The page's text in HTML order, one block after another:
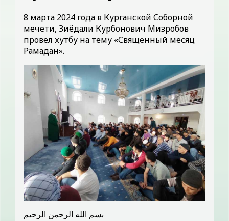
8 марта 2024 года в Курганской Соборной
мечети, Зиёдали Курбонович Мизробов
провел хутбу на тему «Священный месяц
Рамадан».
بسم الله الرحمن الرحيم